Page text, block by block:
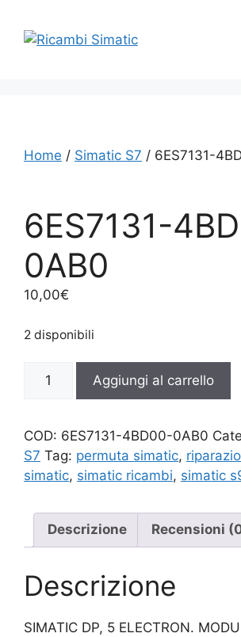
contenuto
Home / Simatic S7 / 6ES7131-
6ES7131-
0AB0
10,00€
2 disponibili
4BD00-
quantità
Aggiungi al carrello
COD: 6ES7131-4BD00-0AB0
S7 Tag: permuta simatic,
simatic, simatic ricambi, simatic
Descrizione Recensioni
Descrizione
SIMATIC DP, 5 ELECTRON.